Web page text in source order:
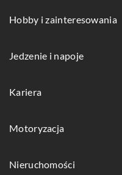
Hobby i zainteresowania
Jedzenie i napoje
Kariera
Motoryzacja
Nieruchomości